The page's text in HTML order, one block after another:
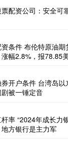
配资公司：安全可
条件 布伦特原油
幅2.8%，报78.85
开户条件 台湾岛
被一锤定音
率 “2024年成长力
方银行是主力军